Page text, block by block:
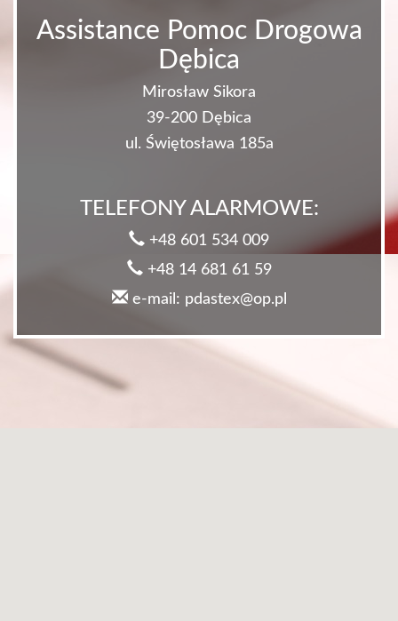
Assistance Pomoc Drogowa
Dębica
Mirosław Sikora
39-200 Dębica
ul. Świętosława 185a
TELEFONY ALARMOWE:
+48 601 534 009
+48 14 681 61 59
e-mail: pdastex@op.pl